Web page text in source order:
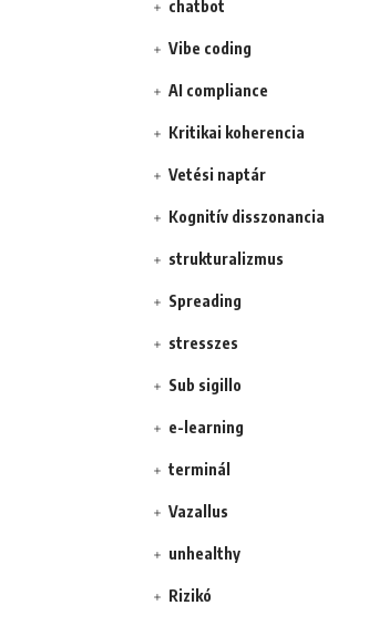
chatbot
Vibe coding
AI compliance
Kritikai koherencia
Vetési naptár
Kognitív disszonancia
strukturalizmus
Spreading
stresszes
Sub sigillo
e-learning
terminál
Vazallus
unhealthy
Rizikó